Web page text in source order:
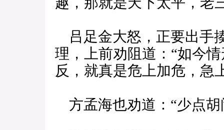
吕足金大怒，正要出手
理，上前劝阻道：“如今
反，就真是危上加危，急
方孟海也劝道：“少点胡